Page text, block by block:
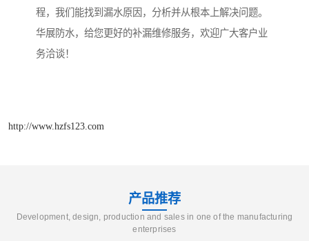
程，我们能找到漏水原因，分析并从根本上解决问题。
华展防水，给您更好的补漏维修服务，欢迎广大客户业
务洽谈！
http://www.hzfs123.com
产品推荐
Development, design, production and sales in one of the manufacturing
enterprises